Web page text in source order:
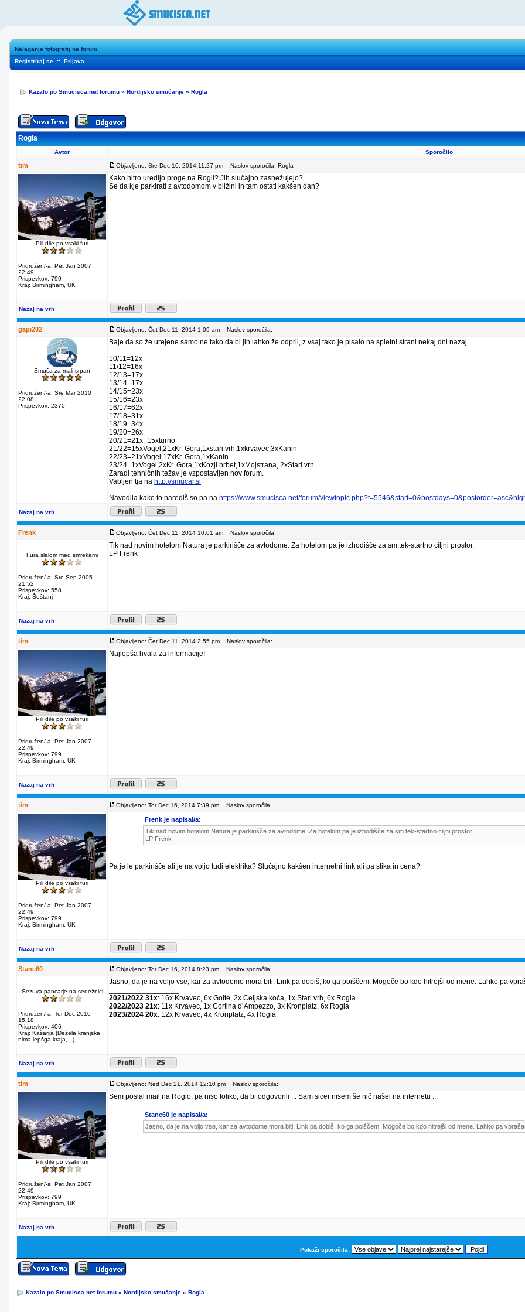
Nalaganje fotografij na forum
Registriraj se :: Prijava
Kazalo po Smucisca.net forumu » Nordijsko smučanje » Rogla
Rogla
Avtor Sporočilo
tim Objavljeno: Sre Dec 10, 2014 11:27 pm Naslov sporočila: Rogla
Pili dile po vsaki furi
Pridružen/-a: Pet Jan 2007
22:49
Prispevkov: 799
Kraj: Birmingham, UK
Kako hitro uredijo proge na Rogli? Jih slučajno zasnežujejo?
Se da kje parkirati z avtodomom v bližini in tam ostati kakšen dan?
Nazaj na vrh
gapi202 Objavljeno: Čet Dec 11, 2014 1:09 am Naslov sporočila:
Smuča za mali srpan
Pridružen/-a: Sre Mar 2010
22:08
Prispevkov: 2370
Baje da so že urejene samo ne tako da bi jih lahko že odprli, z vsaj tako je pisalo na spletni strani nekaj dni nazaj
10/11=12x
11/12=16x
12/13=17x
13/14=17x
14/15=23x
15/16=23x
16/17=62x
17/18=31x
18/19=34x
19/20=26x
20/21=21x+15xturno
21/22=15xVogel,21xKr. Gora,1xstari vrh,1xkrvavec,3xKanin
22/23=21xVogel,17xKr. Gora,1xKanin
23/24=1xVogel,2xKr. Gora,1xKozji hrbet,1xMojstrana, 2xStari vrh
Zaradi tehničnih težav je vzpostavljen nov forum.
Vabljen tja na http://smucar.si
Navodila kako to narediš so pa na https://www.smucisca.net/forum/
Nazaj na vrh
Frenk Objavljeno: Čet Dec 11, 2014 10:01 am Naslov sporočila:
Fura slalom med smrekami
Pridružen/-a: Sre Sep 2005
21:52
Prispevkov: 558
Kraj: Šoštanj
Tik nad novim hotelom Natura je parkirišče za avtodome. Za hotelom pa je izhodišče za sm.tek-startno ciljni prostor.
LP Frenk
Nazaj na vrh
tim Objavljeno: Čet Dec 11, 2014 2:55 pm Naslov sporočila:
Pili dile po vsaki furi
Pridružen/-a: Pet Jan 2007
22:49
Prispevkov: 799
Kraj: Birmingham, UK
Najlepša hvala za informacije!
Nazaj na vrh
tim Objavljeno: Tor Dec 16, 2014 7:39 pm Naslov sporočila:
Pili dile po vsaki furi
Pridružen/-a: Pet Jan 2007
22:49
Prispevkov: 799
Kraj: Birmingham, UK
Frenk je napisal/a:
Tik nad novim hotelom Natura je parkirišče za avtodome. Za hotelom pa je izhodišče za sm.tek-startno ciljni prostor.
LP Frenk
Pa je le parkirišče ali je na voljo tudi elektrika? Slučajno kakšen internetni link ali pa slika in cena?
Nazaj na vrh
Stane60 Objavljeno: Tor Dec 16, 2014 8:23 pm Naslov sporočila:
Sezuva pancarje na sedežnici
Pridružen/-a: Tor Dec 2010
15:18
Prispevkov: 406
Kraj: Kašarija (Dežela kranjska
nima lepšga kraja,...)
Jasno, da je na voljo vse, kar za avtodome mora biti. Link pa dobiš, ko ga poiščem. Mogoče bo kdo hitrejši od mene. Lahko pa
2021/2022 31x: 16x Krvavec, 6x Golte, 2x Celjska koča, 1x Stari vrh, 6x Rogla
2022/2023 21x: 11x Krvavec, 1x Cortina dʼAmpezzo, 3x Kronplatz, 6x Rogla
2023/2024 20x: 12x Krvavec, 4x Kronplatz, 4x Rogla
Nazaj na vrh
tim Objavljeno: Ned Dec 21, 2014 12:10 pm Naslov sporočila:
Pili dile po vsaki furi
Pridružen/-a: Pet Jan 2007
22:49
Prispevkov: 799
Kraj: Birmingham, UK
Sem poslal mail na Roglo, pa niso toliko, da bi odgovorili ... Sam sicer nisem še nič našel na internetu ...
Stane60 je napisal/a:
Jasno, da je na voljo vse, kar za avtodome mora biti. Link pa dobiš, ko ga poiščem. Mogoče bo kdo hitrejši od mene. Lahko pa
Nazaj na vrh
Pokaži sporočila:
Kazalo po Smucisca.net forumu » Nordijsko smučanje » Rogla